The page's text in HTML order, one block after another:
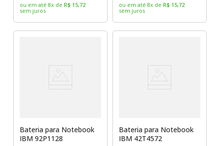
ou em até 8x de R$ 15,72
sem juros
ou em até 8x de R$ 15,72
sem juros
Bateria para Notebook
IBM 92P1128
Bateria para Notebook
IBM 42T4572